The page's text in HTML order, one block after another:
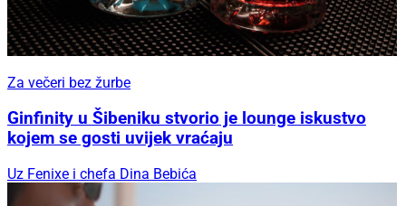
Za večeri bez žurbe
Ginfinity u Šibeniku stvorio je lounge iskustvo
kojem se gosti uvijek vraćaju
Uz Fenixe i chefa Dina Bebića